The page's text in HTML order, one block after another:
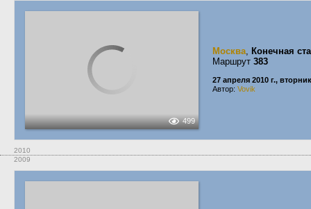
499
Москва, Конечная
Маршрут 383
27 апреля 2010 г., вторник
Автор: Vovik
2010
2009